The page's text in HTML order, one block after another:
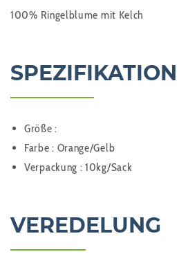
100% Ringelblume mit Kelch
SPEZIFIKATION
Größe :
Farbe : Orange/Gelb
Verpackung : 10kg/Sack
VEREDELUNG